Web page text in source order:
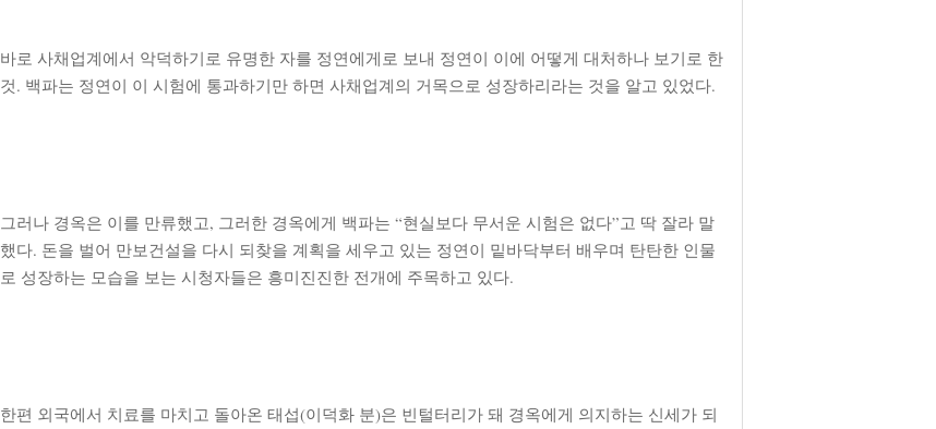
바로 사채업계에서 악덕하기로 유명한 자를 정연에게로 보내 정연이 이에 어떻게 대처하나 보기로 한
것. 백파는 정연이 이 시험에 통과하기만 하면 사채업계의 거목으로 성장하리라는 것을 알고 있었다.
그러나 경옥은 이를 만류했고, 그러한 경옥에게 백파는 “현실보다 무서운 시험은 없다”고 딱 잘라 말
했다. 돈을 벌어 만보건설을 다시 되찾을 계획을 세우고 있는 정연이 밑바닥부터 배우며 탄탄한 인물
로 성장하는 모습을 보는 시청자들은 흥미진진한 전개에 주목하고 있다.
한편 외국에서 치료를 마치고 돌아온 태섭(이덕화 분)은 빈털터리가 돼 경옥에게 의지하는 신세가 되